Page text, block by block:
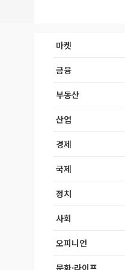
마켓
금융
부동산
산업
경제
국제
정치
사회
오피니언
문화·라이프